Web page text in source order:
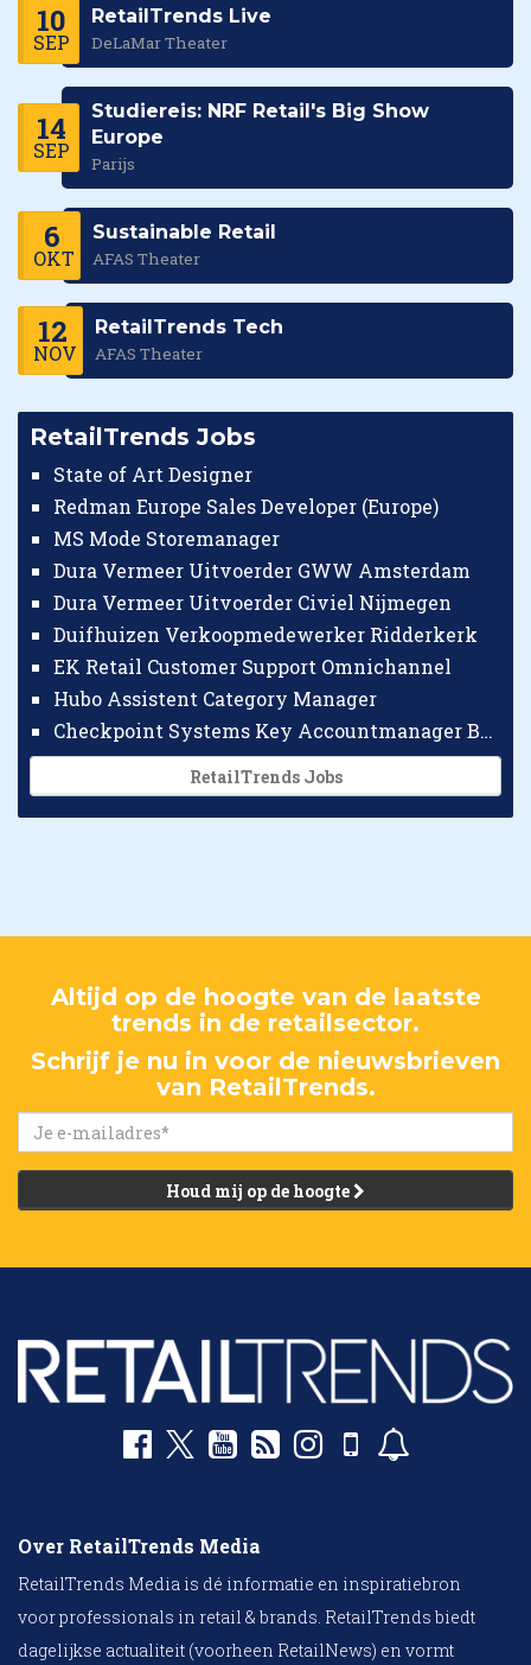
10
SEP
RetailTrends Live
DeLaMar Theater
14
SEP
Studiereis: NRF Retail's Big Show
Europe
Parijs
6
OKT
Sustainable Retail
AFAS Theater
12
NOV
RetailTrends Tech
AFAS Theater
RetailTrends Jobs
State of Art Designer
Redman Europe Sales Developer (Europe)
MS Mode Storemanager
Dura Vermeer Uitvoerder GWW Amsterdam
Dura Vermeer Uitvoerder Civiel Nijmegen
Duifhuizen Verkoopmedewerker Ridderkerk
EK Retail Customer Support Omnichannel
Hubo Assistent Category Manager
Checkpoint Systems Key Accountmanager Benelux
RetailTrends Jobs
Altijd op de hoogte van de laatste
trends in de retailsector.
Schrijf je nu in voor de nieuwsbrieven
van RetailTrends.
Houd mij op de hoogte
Over RetailTrends Media
RetailTrends Media is dé informatie en inspiratiebron
voor professionals in retail & brands. RetailTrends biedt
dagelijkse actualiteit (voorheen RetailNews) en vormt